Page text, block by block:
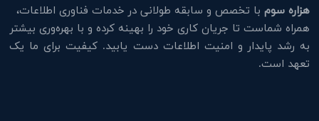
هزاره سوم با تخصص و سابقه طولانی در خدمات فناوری اطلاعات،
همراه شماست تا جریان کاری خود را بهینه کرده و با بهره‌وری بیشتر
به رشد پایدار و امنیت اطلاعات دست یابید. کیفیت برای ما یک
تعهد است.